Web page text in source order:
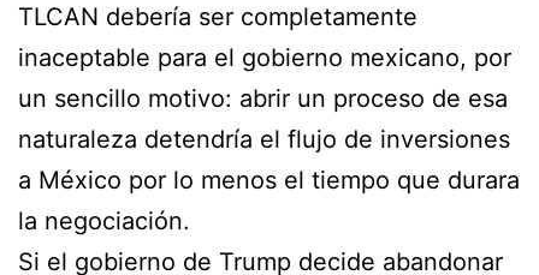
TLCAN debería ser completamente
inaceptable para el gobierno mexicano, por
un sencillo motivo: abrir un proceso de esa
naturaleza detendría el flujo de inversiones
a México por lo menos el tiempo que durara
la negociación.
Si el gobierno de Trump decide abandonar